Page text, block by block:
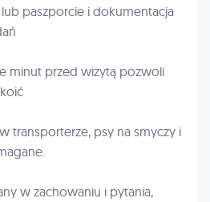
lub paszporcie i dokumentacja
minut przed wizytą pozwoli
transporterze, psy na smyczy i
w zachowaniu i pytania,